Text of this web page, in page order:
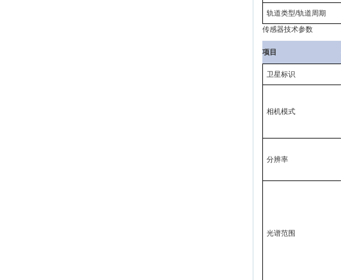
轨道类型/轨道周期
传感器技术参数
项目
卫星标识
相机模式
分辨率
光谱范围